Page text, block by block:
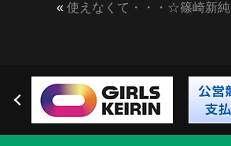
« 使えなくて・・・☆篠崎新純